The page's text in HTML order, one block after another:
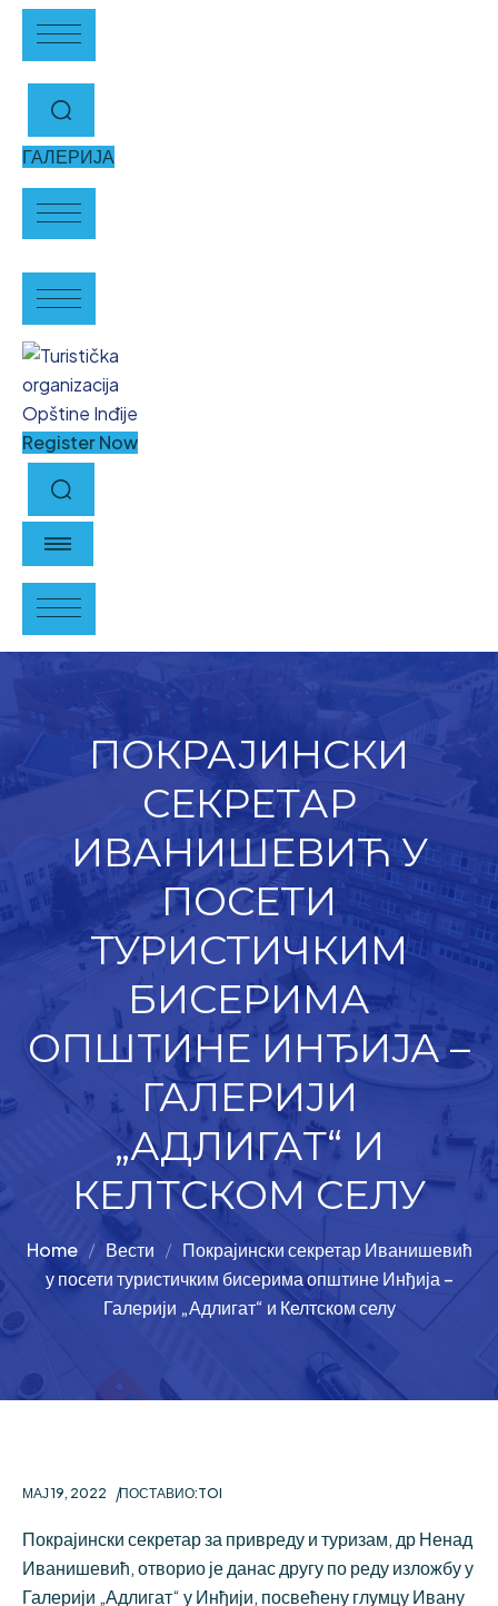
ГАЛЕРИЈА
Register Now
ПОКРАЈИНСКИ
СЕКРЕТАР
ИВАНИШЕВИЋ У
ПОСЕТИ
ТУРИСТИЧКИМ
БИСЕРИМА
ОПШТИНЕ ИНЂИЈА –
ГАЛЕРИЈИ
„АДЛИГАТ“ И
КЕЛТСКОМ СЕЛУ
Home Вести
Покрајински секретар Иванишевић
у посети туристичким бисерима општине Инђија –
Галерији „Адлигат“ и Келтском селу
МАЈ 19, 2022 ПОСТАВИО:TOI
Покрајински секретар за привреду и туризам, др Ненад
Иванишевић, отворио је данас другу по реду изложбу у
Галерији „Адлигат“ у Инђији, посвећену глумцу Ивану